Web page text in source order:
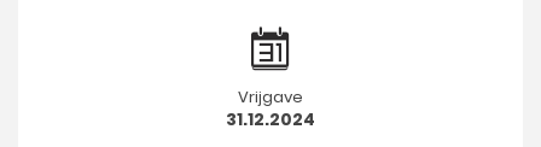
Vrijgave
31.12.2024